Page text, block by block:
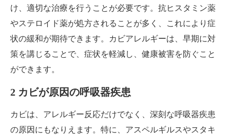
け、適切な治療を行うことが必要です。抗ヒスタミン薬
やステロイド薬が処方されることが多く、これにより症
状の緩和が期待できます。カビアレルギーは、早期に対
策を講じることで、症状を軽減し、健康被害を防ぐこと
ができます。
2 カビが原因の呼吸器疾患
カビは、アレルギー反応だけでなく、深刻な呼吸器疾患
の原因にもなりえます。特に、アスペルギルスやスタキ